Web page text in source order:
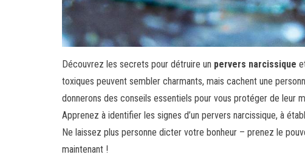
Découvrez les secrets pour détruire un pervers narcissique
toxiques peuvent sembler charmants, mais cachent une
donnerons des conseils essentiels pour vous protéger de leur
Apprenez à identifier les signes d’un pervers narcissique, à
Ne laissez plus personne dicter votre bonheur – prenez le
maintenant !